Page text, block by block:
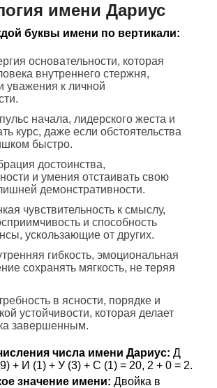
имени Дариус
буквы имени по вертикали:
основательности, которая
внутреннего стержня,
уважения к личной
начала, лидерского жеста и
курс, даже если обстоятельства
быстро.
достоинства,
и умения отстаивать свою
демонстративности.
чувствительность к смыслу,
и способность
ускользающие от других.
гибкость, эмоциональная
сохранять мягкость, не теряя
в ясности, порядке и
устойчивости, которая делает
завершенным.
числа имени Дариус: Д
+ И (1) + У (3) + С (1) = 20, 2 + 0 = 2.
значение имени: Двойка в